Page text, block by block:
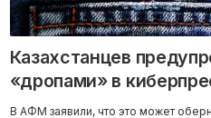
Казахстанцев
«дропами» в
В АФМ заявили, что это может